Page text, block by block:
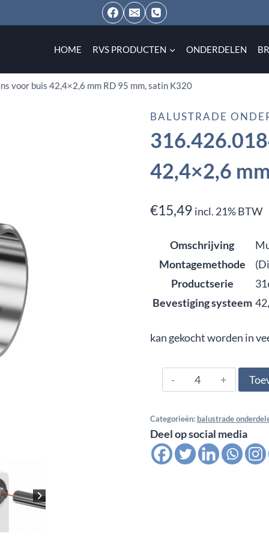
HOME RVS PRODUCTEN ONDERDELEN
voor buis 42,4×2,6 mm RD 95 mm, satin K320
BALUSTRADE
42,4×2,6
€15,49 incl. 21% BTW
Omschrijving
Montagemethode
Productserie
Bevestiging systeem
kan gekocht worden in
316.426.0184,
Muurflens
buis
42,4x2,6
mm
Categorieën: balustrade
Deel op social media